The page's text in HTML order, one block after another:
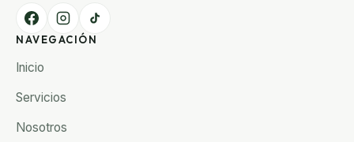
NAVEGACIÓN
Inicio
Servicios
Nosotros